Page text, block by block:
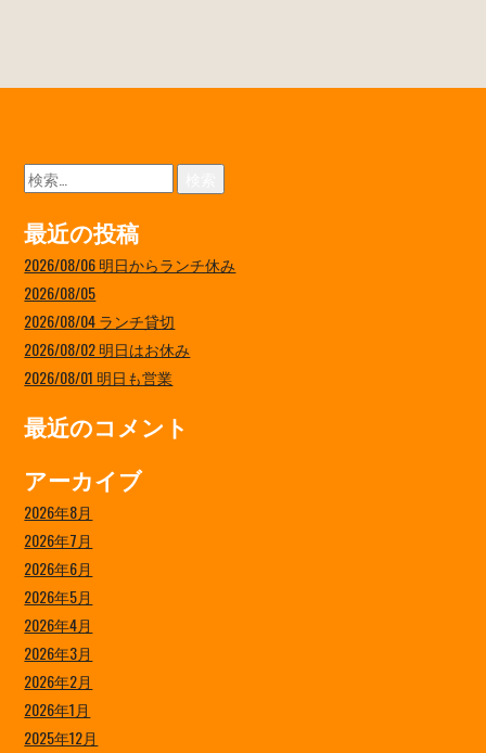
検
索:
最近の投稿
2026/08/06 明日からランチ休み
2026/08/05
2026/08/04 ランチ貸切
2026/08/02 明日はお休み
2026/08/01 明日も営業
最近のコメント
アーカイブ
2026年8月
2026年7月
2026年6月
2026年5月
2026年4月
2026年3月
2026年2月
2026年1月
2025年12月